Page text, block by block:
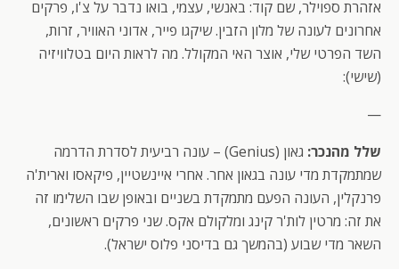
אזהרת ספוילר, שם קוד: באנשי, עצמי, בואו נדבר על צ'ו, פרקים
אחרונים לעונה של מלון הזבין. שיקגו פייר, אדוני האוויר, זרות,
השד הפרטי שלי, אוצר האי המקולל. מה לראות היום בטלוויזיה
(שישי):
—
שלל מהנכר:
גאון (Genius) – עונה רביעית לסדרת הדרמה
שמתמקדת מדי עונה בגאון אחר. אחרי איינשטיין, פיקאסו וארית'ה
פרנקלין, העונה הפעם מתמקדת בשניים ובאופן שבו השלימו זה
את זה: מרטין לות'ר קינג ומלקולם אקס. שני פרקים ראשונים,
השאר מדי שבוע (בהמשך גם בדיסני פלוס ישראל).